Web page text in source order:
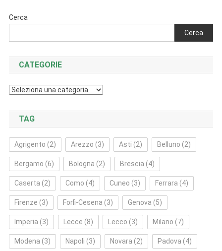
Cerca
Cerca
CATEGORIE
Categorie
TAG
Agrigento (2) Arezzo (3) Asti (2) Belluno (2)
Bergamo (6) Bologna (2) Brescia (4)
Caserta (2) Como (4) Cuneo (3) Ferrara (4)
Firenze (3) Forlì‑Cesena (3) Genova (5)
Imperia (3) Lecce (8) Lecco (3) Milano (7)
Modena (3) Napoli (3) Novara (2) Padova (4)